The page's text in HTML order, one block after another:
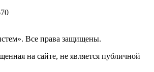
Все права защищены.
на сайте, не является публичной